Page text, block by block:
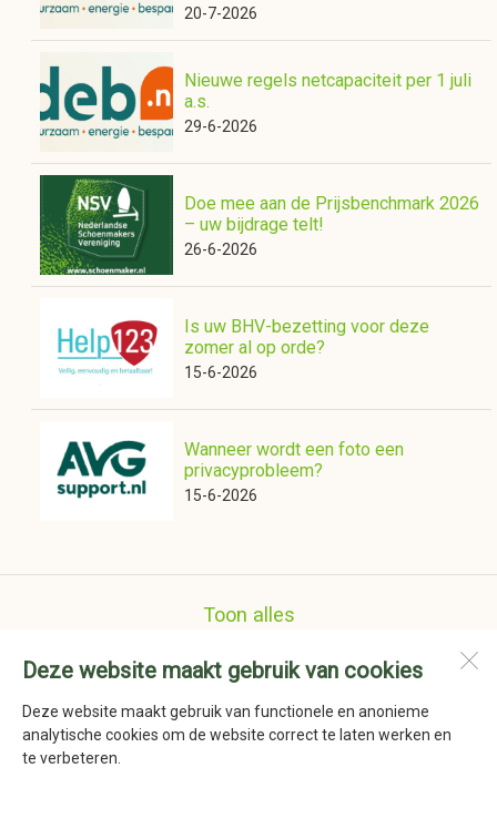
Deze website maakt gebruik van cookies
Deze website maakt gebruik van functionele en anonieme
analytische cookies om de website correct te laten werken en
te verbeteren.
20-7-2026
Nieuwe regels netcapaciteit per 1 juli
a.s.
29-6-2026
Doe mee aan de Prijsbenchmark 2026
– uw bijdrage telt!
26-6-2026
Is uw BHV-bezetting voor deze
zomer al op orde?
15-6-2026
Wanneer wordt een foto een
privacyprobleem?
15-6-2026
Toon alles
Havenstraat 41a
1736 KD
Zijdewind